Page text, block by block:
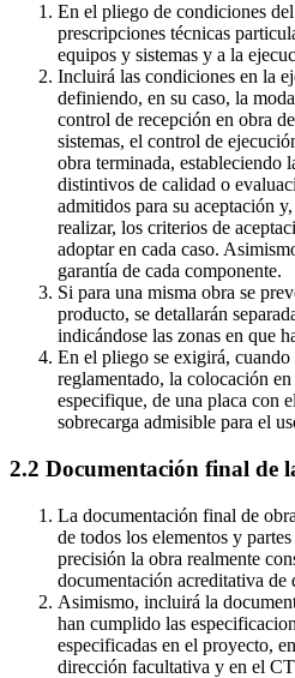
En el pliego de condiciones
prescripciones técnicas
equipos y sistemas y a la
Incluirá las condiciones en la
definiendo, en su caso, la
control de recepción en obra
sistemas, el control de
obra terminada, estableciendo
distintivos de calidad o
admitidos para su aceptación
realizar, los criterios de
adoptar en cada caso.
garantía de cada componente.
Si para una misma obra se
producto, se detallarán
indicándose las zonas en que
En el pliego se exigirá, cuando
reglamentado, la colocación
especifique, de una placa con
sobrecarga admisible para el
2.2 Documentación final de
La documentación final de
de todos los elementos y
precisión la obra realmente
documentación acreditativa
Asimismo, incluirá la
han cumplido las
especificadas en el proyecto,
dirección facultativa y en el